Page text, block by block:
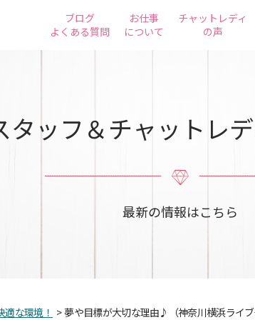
ブログ
よくある質問
お仕事
について
チャットレディ
の声
タッフ＆チャットレ
最新の情報はこちら
な環境！ >夢や目標が大切な理由♪（神奈川横浜ライ